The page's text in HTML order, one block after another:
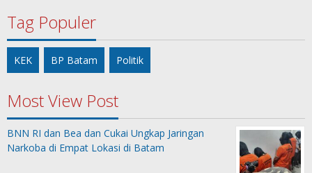
Tag Populer
KEK BP Batam Politik
Most View Post
BNN RI dan Bea dan Cukai Ungkap Jaringan
Narkoba di Empat Lokasi di Batam